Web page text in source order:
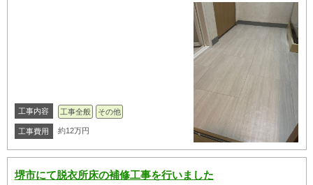
工事内容 工事全般 その他
工事費用 約12万円
堺市にて脱衣所床の補修工事を行いました